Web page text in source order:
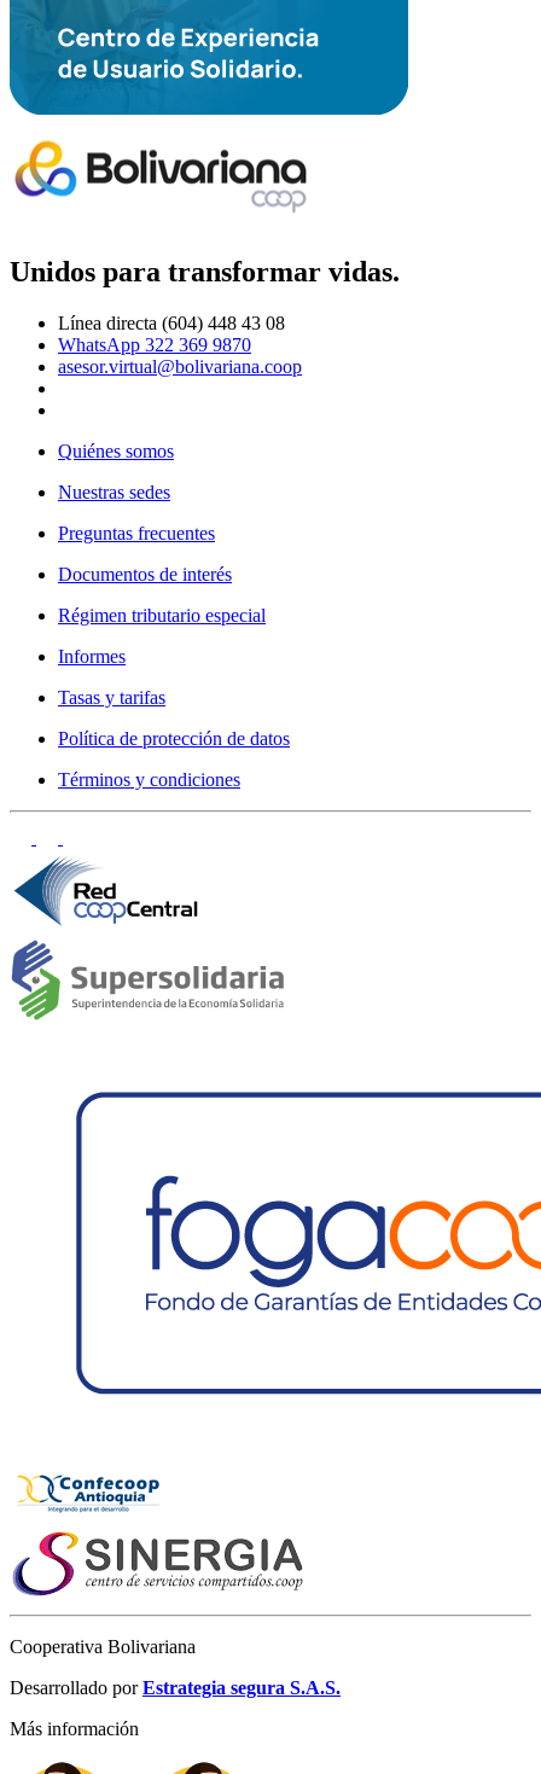
Unidos para transformar vidas.
Línea directa (604) 448 43 08
WhatsApp 322 369 9870
asesor.virtual@bolivariana.coop
Quiénes somos
Nuestras sedes
Preguntas frecuentes
Documentos de interés
Régimen tributario especial
Informes
Tasas y tarifas
Política de protección de datos
Términos y condiciones
Cooperativa Bolivariana
Desarrollado porEstrategia segura S.A.S.
Más información